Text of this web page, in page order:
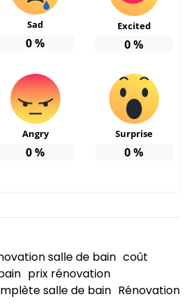
Sad
0%
Excited
0%
Angry
0%
Surprise
0%
salle de bain coût
prix rénovation
salle de bain Rénovation